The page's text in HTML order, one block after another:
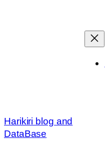
Harikiri blog and
DataBase